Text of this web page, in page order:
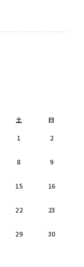
土
日
1
2
8 9
15 16
22 23
29 30